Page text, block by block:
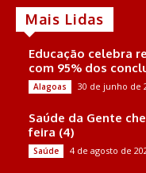
Mais Lidas
Educação celebra
com 95% dos
Alagoas 30 de junho de
Saúde da Gente
feira (4)
Saúde 4 de agosto de